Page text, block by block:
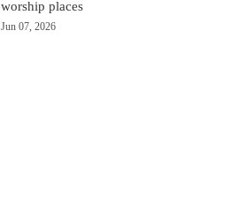
worship places
Jun 07, 2026